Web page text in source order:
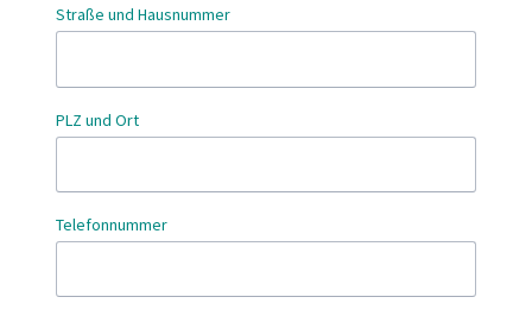
Straße und Hausnummer
PLZ und Ort
Telefonnummer